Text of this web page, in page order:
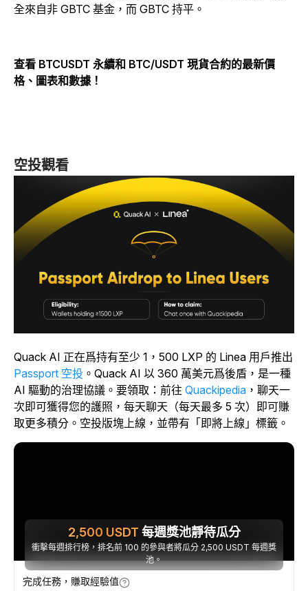
全來自非 GBTC 基金，而 GBTC 持平。
查看 BTCUSDT 永續和 BTC/USDT 現貨合約的最新價
格、圖表和數據！
空投觀看
Quack AI 正在爲持有至少 1，500 LXP 的 Linea 用戶推出
Passport 空投 。Quack AI 以 360 萬美元爲後盾，是一種
AI 驅動的治理協議。要領取：前往 Quackipedia ，聊天一
次即可獲得您的護照，每天聊天（每天最多 5 次）即可賺
取更多積分。空投版塊上線，並帶有「即將上線」標籤。
2,500 USDT 每週獎池靜待瓜分
衝擊每週排行榜，排名前 100 的參與者將瓜分 2,500 USDT 每週獎
池。
完成任務，賺取經驗值